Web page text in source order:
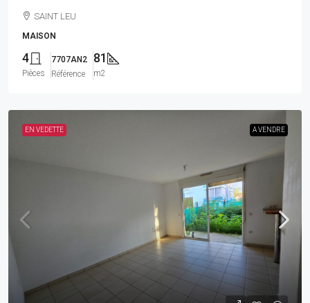
SAINT LEU
MAISON
4
Pièces
7707AN2
Référence
81
m2
EN VEDETTE A VENDRE